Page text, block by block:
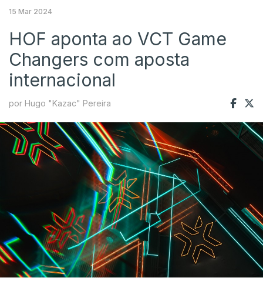
15 Mar 2024
HOF aponta ao VCT Game
Changers com aposta
internacional
por Hugo "Kazac" Pereira